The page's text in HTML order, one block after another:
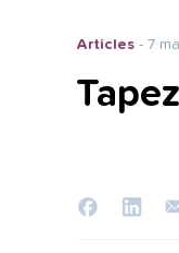
Articles - 7